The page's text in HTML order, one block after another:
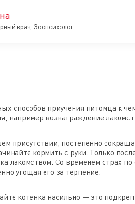
врач, Зоопсихолог.
приучения питомца к
например вознаграждение
присутствии, постепенно
кормить с руки. Только
лакомством. Со временем страх
угощая его за терпение.
котенка насильно — это